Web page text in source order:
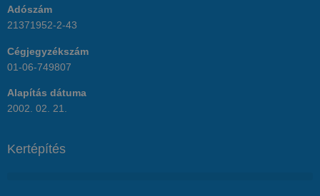
Adószám
21371952-2-43
Cégjegyzékszám
01-06-749807
Alapítás dátuma
2002. 02. 21.
Kertépítés